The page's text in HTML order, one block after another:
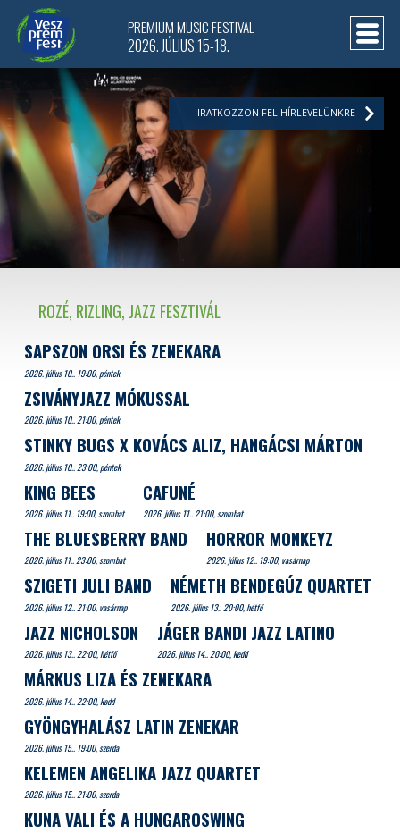
ROZÉ, RIZLING, JAZZ FESZTIVÁL
SAPSZON ORSI ÉS ZENEKARA
2026. július 10.. 19:00, péntek
ZSIVÁNYJAZZ MÓKUSSAL
2026. július 10.. 21:00, péntek
STINKY BUGS X KOVÁCS ALIZ, HANGÁCSI MÁRTON
2026. július 10.. 23:00, péntek
KING BEES
2026. július 11.. 19:00, szombat
CAFUNÉ
2026. július 11.. 21:00, szombat
THE BLUESBERRY BAND
2026. július 11.. 23:00, szombat
HORROR MONKEYZ
2026. július 12.. 19:00, vasárnap
SZIGETI JULI BAND
2026. július 12.. 21:00, vasárnap
NÉMETH BENDEGÚZ QUARTET
2026. július 13.. 20:00, hétfő
JAZZ NICHOLSON
2026. július 13.. 22:00, hétfő
JÁGER BANDI JAZZ LATINO
2026. július 14.. 20:00, kedd
MÁRKUS LIZA ÉS ZENEKARA
2026. július 14.. 22:00, kedd
GYÖNGYHALÁSZ LATIN ZENEKAR
2026. július 15.. 19:00, szerda
KELEMEN ANGELIKA JAZZ QUARTET
2026. július 15.. 21:00, szerda
KUNA VALI ÉS A HUNGAROSWING
PREMIUM MUSIC FESTIVAL
2026. JÚLIUS 15-18.
IRATKOZZON FEL HÍRLEVELÜNKRE